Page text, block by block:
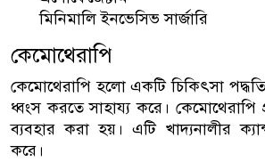
মিনিমালি ইনভেসিভ সার্জারি
কেমোথেরাপি
কেমোথেরাপি হলো একটি চিকিৎসা
ধ্বংস করতে সাহায্য করে। কেমোথেরাপি
ব্যবহার করা হয়। এটি খাদ্যনালীর
করে।